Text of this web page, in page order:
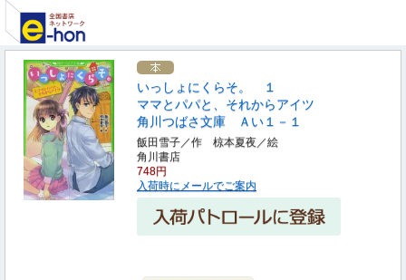
いっしょにくらそ。 １
ママとパパと、それからアイツ
角川つばさ文庫 Ａい１－１
飯田雪子／作 椋本夏夜／絵
角川書店
748円
入荷時にメールでご案内